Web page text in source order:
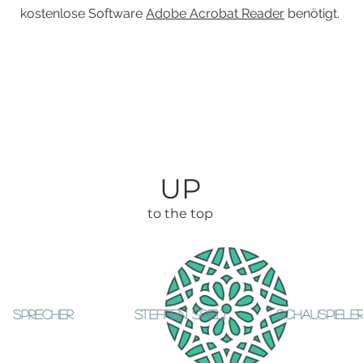
kostenlose Software Adobe Acrobat Reader benötigt.
UP
to the top
SPRECHER STEFFEN SPIELT SCHAUSPIELER